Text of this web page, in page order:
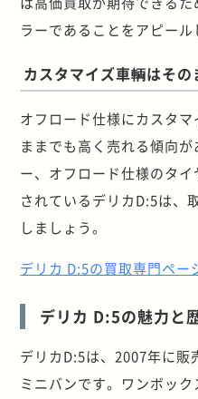
ラーであることをアピール
カスタマイズ車輌はそ
オフロード仕様にカスタ
ままでも高く売れる傾向
ー、オフロード仕様のタ
されているデリカD:5は、
しましょう。
デリカ D:5の買取専門ペー
デリカ D:5の魅力と
デリカD:5は、2007年に販
ミニバンです。ワンボッ